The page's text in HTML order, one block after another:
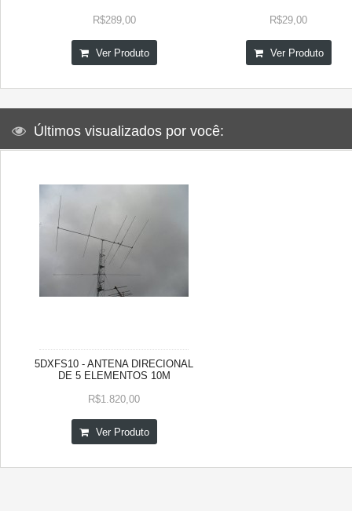
R$289,00
Ver Produto
R$29,00
Ver Produto
Últimos visualizados por você:
5DXFS10 - ANTENA DIRECIONAL
DE 5 ELEMENTOS 10M
R$1.820,00
Ver Produto